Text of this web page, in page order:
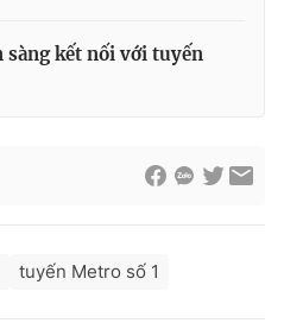
sàng kết nối với tuyến
tuyến Metro số 1